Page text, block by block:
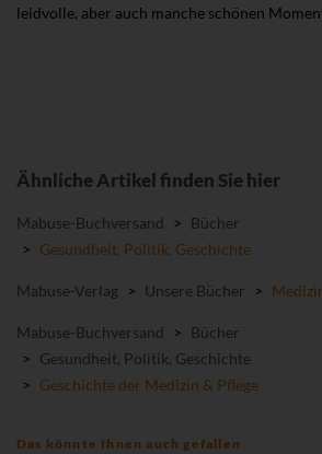
leidvolle, aber auch manche schönen
Ähnliche Artikel finden Sie hier
Mabuse-Buchversand > Bücher
> Gesundheit, Politik, Geschichte
Mabuse-Verlag > Unsere Bücher >
Mabuse-Buchversand > Bücher
> Gesundheit, Politik, Geschichte
> Geschichte der Medizin & Pflege
Das könnte Ihnen auch gefallen